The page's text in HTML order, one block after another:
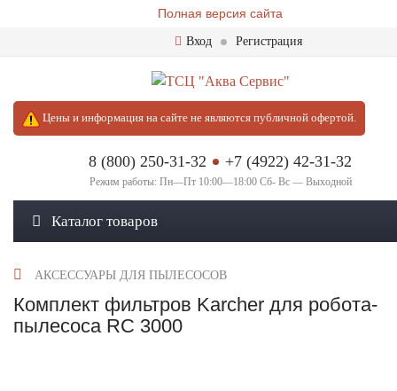
Полная версия сайта
Вход Регистрация
Цены и информация на сайте не являются публичной офертой.
8 (800) 250-31-32 +7 (4922) 42-31-32
Режим работы: Пн—Пт 10:00—18:00 Сб- Вс — Выходной
Каталог товаров
АКСЕССУАРЫ ДЛЯ ПЫЛЕСОСОВ
Комплект фильтров Karcher для робота-
пылесоса RC 3000